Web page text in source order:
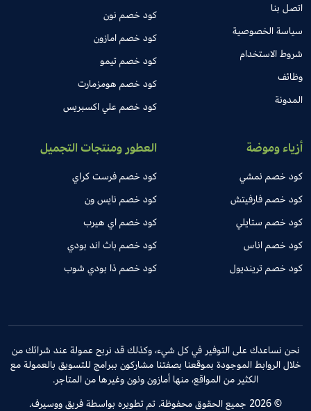
اتصل بنا
سياسة الخصوصية
شروط الاستخدام
وظائف
المدونة
كود خصم نون
كود خصم امازون
كود خصم تيمو
كود خصم هومزمارت
كود خصم علي اكسبريس
أزياء وموضة
كود خصم نمشي
كود خصم فارفيتش
كود خصم ستايلي
كود خصم اناس
كود خصم ترينديول
العطور ومنتجات التجميل
كود خصم فرست كراي
كود خصم نايس ون
كود خصم اي هيرب
كود خصم باث اند بودي
كود خصم ذا بودي شوب
نحن نساعدك على التوفير في كل شيء، وكذلك قد نربح عمولة عند شرائك من
خلال الروابط الموجودة بموقعنا بصفتنا مشاركون ببرامج للتسويق بالعمولة مع
الكثير من المواقع، منها أمازون ونون وغيرها من المتاجر.
© 2026 جميع الحقوق محفوظة. تم تطويره بواسطة فريق ووسيرف.